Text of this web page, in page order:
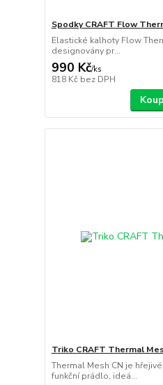
Spodky CRAFT Flow
Elastické kalhoty Flow
designovány pr...
990 Kč/ks
818 Kč bez DPH
Triko CRAFT Thermal
Thermal Mesh CN je
funkční prádlo, ideá...